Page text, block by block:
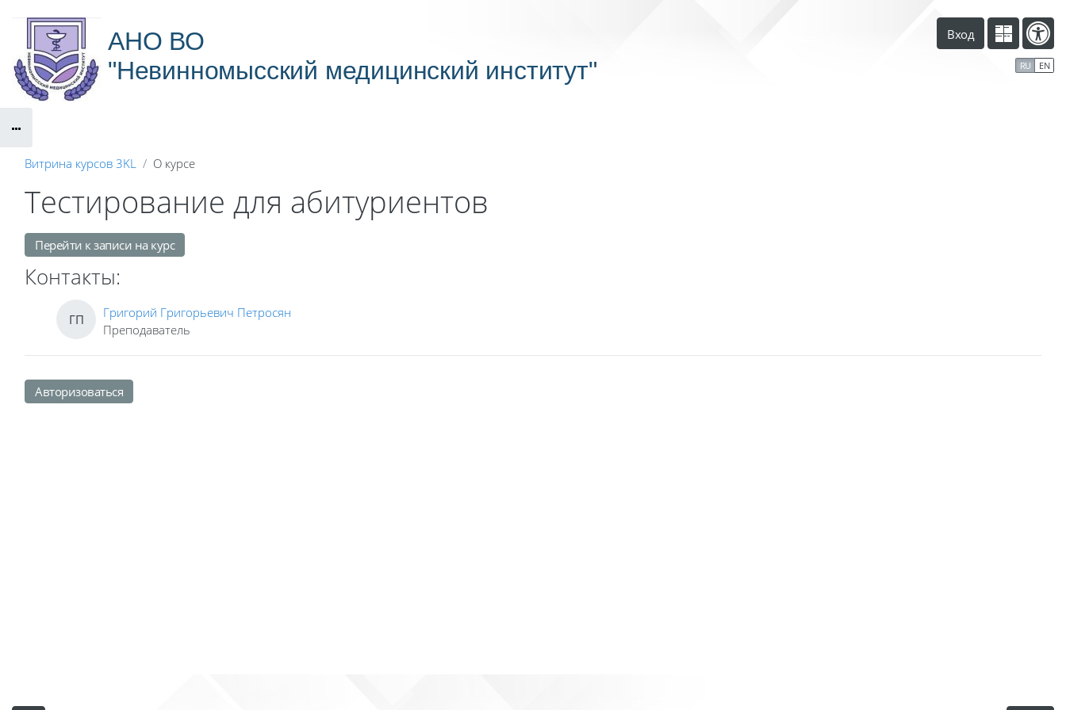
АНО ВО
"Невинномысский медицинский институт"
Вход
RU EN
Витрина курсов 3KL О курсе
Тестирование для абитуриентов
Перейти к записи на курс
Контакты:
ГП
Григорий Григорьевич Петросян
Преподаватель
Авторизоваться